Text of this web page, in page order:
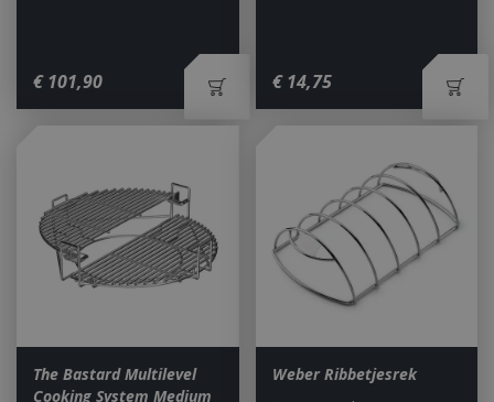
€ 101,90 € 14,75
The Bastard Multilevel
Cooking System Medium
Weber Ribbetjesrek